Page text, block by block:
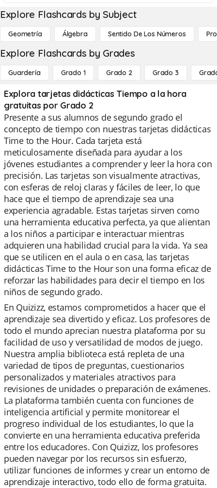
Explore Flashcards by Subject
Geometría Álgebra Sentido De Los Números
Explore Flashcards by Grades
Guardería Grado 1 Grado 2 Grado 3
Explora tarjetas didácticas Tiempo a la hora
gratuitas por Grado 2
Presente a sus alumnos de segundo grado el
concepto de tiempo con nuestras tarjetas didácticas
Time to the Hour. Cada tarjeta está
meticulosamente diseñada para ayudar a los
jóvenes estudiantes a comprender y leer la hora con
precisión. Las tarjetas son visualmente atractivas,
con esferas de reloj claras y fáciles de leer, lo que
hace que el tiempo de aprendizaje sea una
experiencia agradable. Estas tarjetas sirven como
una herramienta educativa perfecta, ya que alientan
a los niños a participar e interactuar mientras
adquieren una habilidad crucial para la vida. Ya sea
que se utilicen en el aula o en casa, las tarjetas
didácticas Time to the Hour son una forma eficaz de
reforzar las habilidades para decir el tiempo en los
niños de segundo grado.
En Quizizz, estamos comprometidos a hacer que el
aprendizaje sea divertido y eficaz. Los profesores de
todo el mundo aprecian nuestra plataforma por su
facilidad de uso y versatilidad de modos de juego.
Nuestra amplia biblioteca está repleta de una
variedad de tipos de preguntas, cuestionarios
personalizados y materiales atractivos para
revisiones de unidades o preparación de exámenes.
La plataforma también cuenta con funciones de
inteligencia artificial y permite monitorear el
progreso individual de los estudiantes, lo que la
convierte en una herramienta educativa preferida
entre los educadores. Con Quizizz, los profesores
pueden navegar por los recursos sin esfuerzo,
utilizar funciones de informes y crear un entorno de
aprendizaje interactivo, todo ello de forma gratuita.